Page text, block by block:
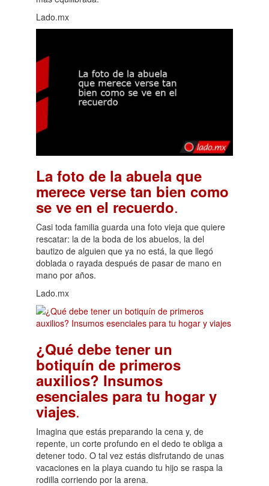
Lado.mx
La foto de la abuela que
merece verse tan bien como
se ve en el recuerdo.
Casi toda familia guarda una foto vieja que quiere
rescatar: la de la boda de los abuelos, la del
bautizo de alguien que ya no está, la que llegó
doblada o rayada después de pasar de mano en
mano por años.
Lado.mx
¿Qué debe tener un
botiquín de primeros
auxilios? Insumos
esenciales para tu hogar y
viajes.
Imagina que estás preparando la cena y, de
repente, un corte profundo en el dedo te obliga a
detener todo. O tal vez estás disfrutando de unas
vacaciones en la playa cuando tu hijo se raspa la
rodilla corriendo por la arena.